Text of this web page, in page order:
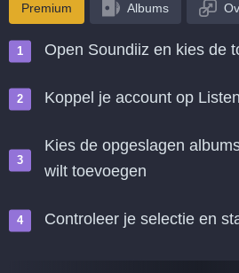
Premium Albums
Open Soundiiz en kies de
Koppel je account op
Kies de opgeslagen
wilt toevoegen
Controleer je selectie en